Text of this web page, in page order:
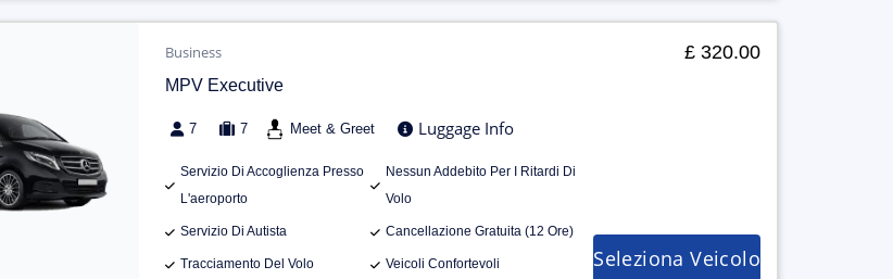
Business
MPV Executive
7 7 Meet & Greet Luggage Info
Servizio Di Accoglienza Presso
L'aeroporto
Nessun Addebito Per I Ritardi Di
Volo
Servizio Di Autista Cancellazione Gratuita (12 Ore)
Tracciamento Del Volo Veicoli Confortevoli
£ 320.00
Seleziona Veicolo